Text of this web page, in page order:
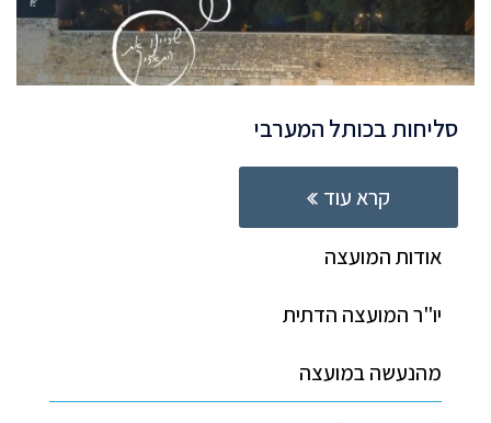
סליחות בכותל המערבי
קרא עוד
אודות המועצה
יו"ר המועצה הדתית
מהנעשה במועצה